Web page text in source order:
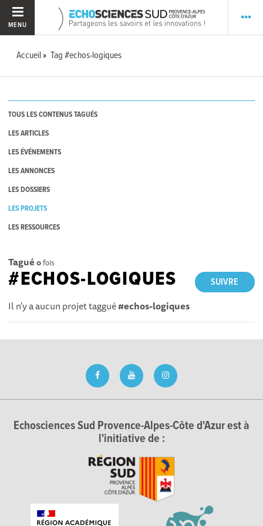
MENU
Accueil Tag #echos-logiques
TOUS LES CONTENUS TAGUÉS
LES ARTICLES
LES ÉVÉNEMENTS
LES ANNONCES
LES DOSSIERS
LES PROJETS
LES RESSOURCES
Tagué 0fois
SUIVRE
#ECHOS-LOGIQUES
Il n'y a aucun projet taggué#echos-logiques
Echosciences Sud Provence-Alpes-Côte d'Azur est à
l'initiative de :